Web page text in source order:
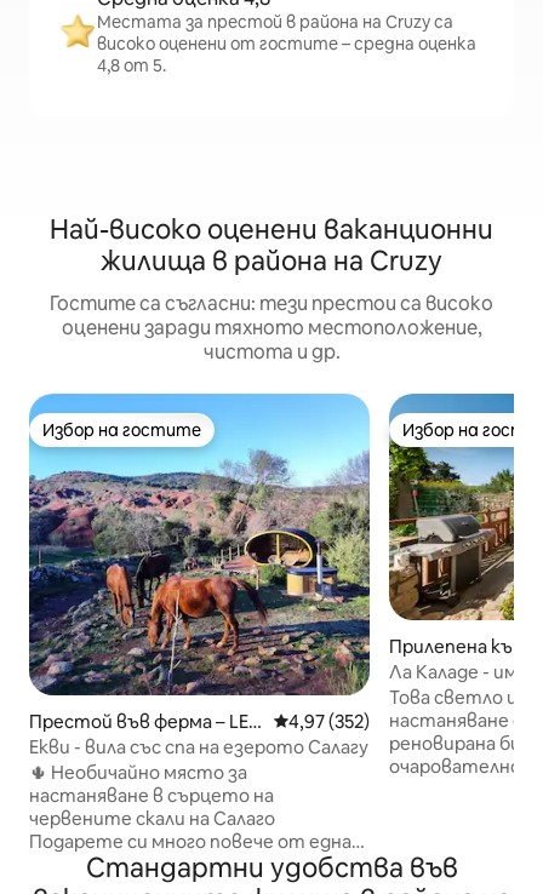
Местата за престой в района на Cruzy са
високо оценени от гостите – средна оценка
4,8 от 5.
Най-високо оценени ваканционни
жилища в района на Cruzy
Гостите са съгласни: тези престои са високо
оценени заради тяхното местоположение,
чистота и др.
Избор на гостите
Избор на гостите
Престой във ферма – LE P
UECH
Средна оценка: 4,97 от 5,
4,97 (352)
Екви - вила със спа на езерото Салагу
🌵 Необичайно място за
настаняване в сърцето на
червените скали на Салаго
Подарете си много повече от една
нощувка: изживейте уникално и
екзотично преживяване възможно
Избор на
Избор на
Прилепена къща
ers
Ла Каладе -
красиво село
Това светло и
настаняване се
реновирана
местните
ресторанти
Стандартни удобства във